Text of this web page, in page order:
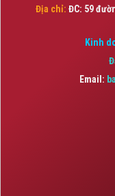
Địa chỉ: ĐC: 59
Kinh
Email: